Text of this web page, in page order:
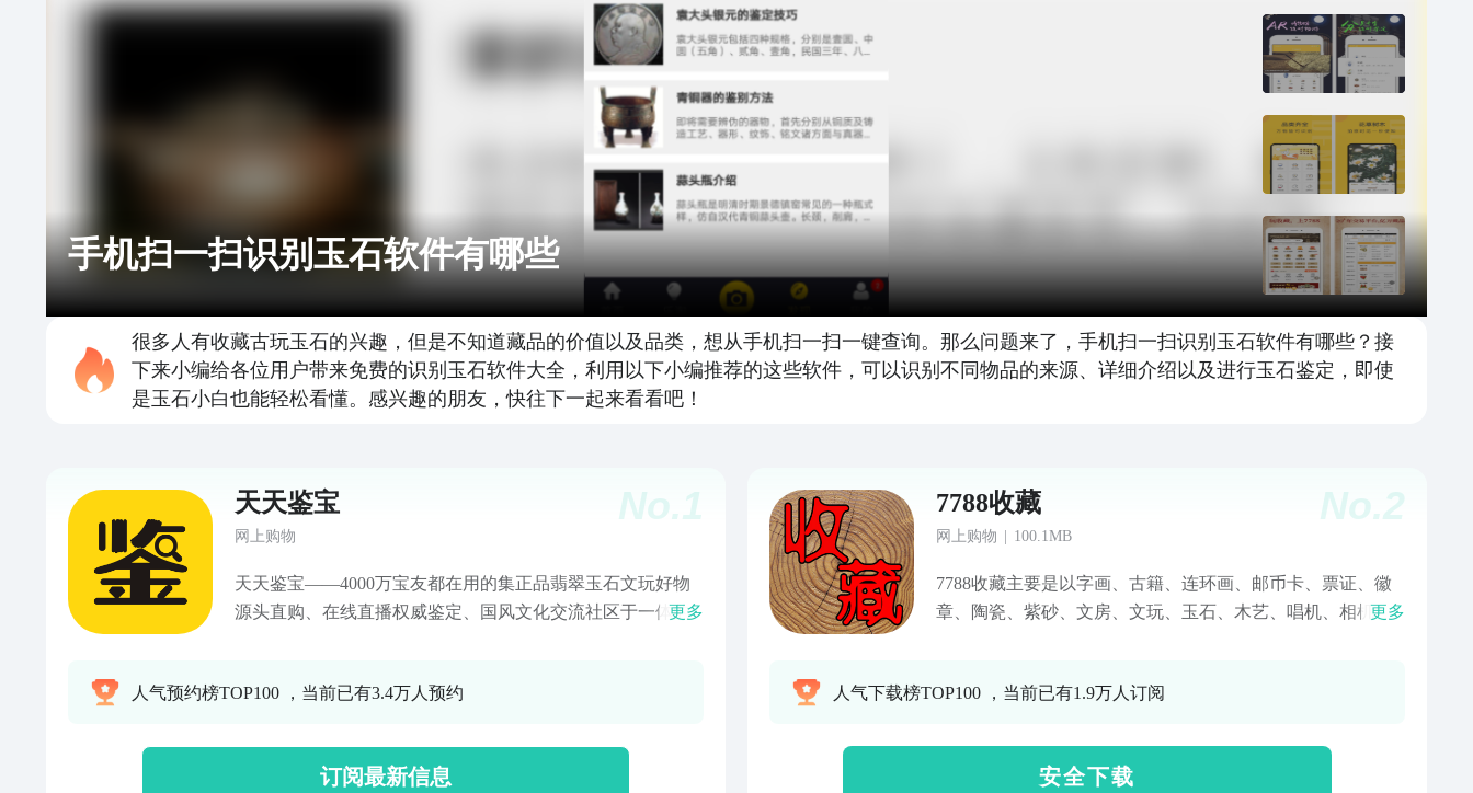
手机扫一扫识别玉石软件有哪些
很多人有收藏古玩玉石的兴趣，但是不知道藏品的价值以及品类，想从手机扫一扫一键查询。那么问题来了，手机扫一扫识别玉石软件有哪些？接
下来小编给各位用户带来免费的识别玉石软件大全，利用以下小编推荐的这些软件，可以识别不同物品的来源、详细介绍以及进行玉石鉴定，即使
是玉石小白也能轻松看懂。感兴趣的朋友，快往下一起来看看吧！
No.1
天天鉴宝
网上购物
天天鉴宝——4000万宝友都在用的集正品翡翠玉石文玩好物
源头直购、在线直播权威鉴定、国风文化交流社区于一体的
高级鉴定师齐聚天天鉴宝，每天在线为千万宝友鉴定把关，
播、定制、回收三大核心服务，为用户提供高性价比的优质
文玩产品和高品质的购物体验，让每一件文玩好物都找到它
更多
人气预约榜TOP100 ，当前已有3.4万人预约
订阅最新信息
No.2
7788收藏
网上购物 100.1MB
7788收藏主要是以字画、古籍、连环画、邮币卡、票证、徽
章、陶瓷、紫砂、文房、文玩、玉石、木艺、唱机、相机、
家，每日同时人数达十万人以上；【多种模式】：大众加
由交易等多种交易模式；【专业版块】：专家鉴定、评级公
司、交流会、拍卖行、古玩城、论坛交流等专业化版块；
更多
人气下载榜TOP100 ，当前已有1.9万人订阅
安 全 下 载